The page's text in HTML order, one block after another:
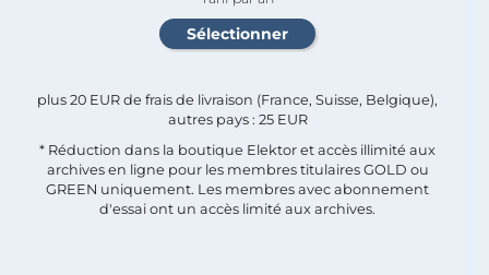
plus 20 EUR de frais de livraison (France, Suisse, Belgique),
autres pays : 25 EUR
* Réduction dans la boutique Elektor et accès illimité aux
archives en ligne pour les membres titulaires GOLD ou
GREEN uniquement. Les membres avec abonnement
d'essai ont un accès limité aux archives.